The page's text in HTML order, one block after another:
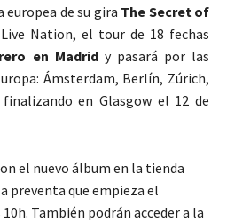
europea de su gira The Secret of
Nation, el tour de 18 fechas
en Madrid y pasará por las
Ámsterdam, Berlín, Zúrich,
en Glasgow el 12 de
el nuevo álbum en la tienda
preventa que empieza el
También podrán acceder a la